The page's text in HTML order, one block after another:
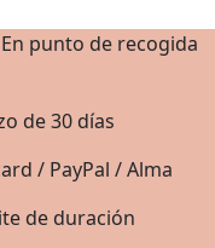
punto de recogida
de 30 días
/ PayPal / Alma
de duración